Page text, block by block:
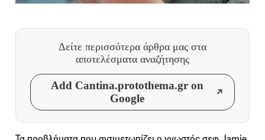
Δείτε περισσότερα άρθρα μας στα
αποτελέσματα αναζήτησης
Add Cantina.protothema.gr on
Google